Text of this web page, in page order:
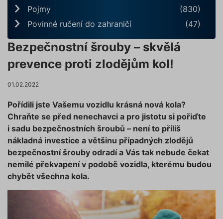
Pojmy
(830)
Povinné ručení do zahraničí
(47)
Bezpečnostní šrouby – skvělá
prevence proti zlodějům kol!
01.02.2022
Pořídili jste Vašemu vozidlu krásná nová kola?
Chraňte se před nenechavci a pro jistotu si pořiďte
i sadu bezpečnostních šroubů – není to příliš
nákladná investice a většinu případných zlodějů
bezpečnostní šrouby odradí a Vás tak nebude čekat
nemilé překvapení v podobě vozidla, kterému budou
chybět všechna kola.